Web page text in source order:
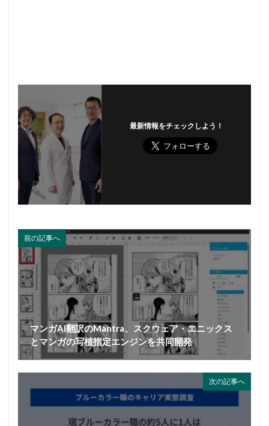
最新情報をチェックしよう！
前の記事へ
マンガAI翻訳のMantra、スクウェア・エニックス
とマンガの写植指定エンジンを共同開発
次の記事へ